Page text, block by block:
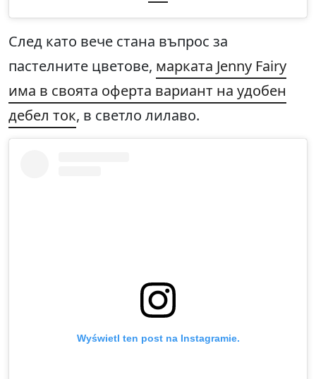
След като вече стана въпрос за
пастелните цветове, марката Jenny Fairy
има в своята оферта вариант на удобен
дебел ток, в светло лилаво.
Wyświetl ten post na Instagramie.